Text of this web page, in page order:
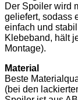
Der Spoiler wird
geliefert, sodass
einfach und
Klebeband, hält
Montage).
Material
Beste
(bei den